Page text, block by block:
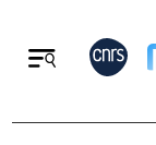
Retour